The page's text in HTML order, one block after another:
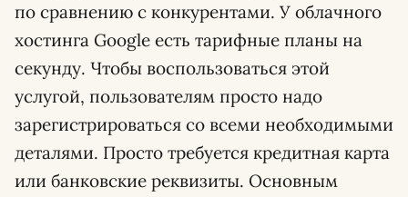
по сравнению с конкурентами. У облачного
хостинга Google есть тарифные планы на
секунду. Чтобы воспользоваться этой
услугой, пользователям просто надо
зарегистрироваться со всеми необходимыми
деталями. Просто требуется кредитная карта
или банковские реквизиты. Основным